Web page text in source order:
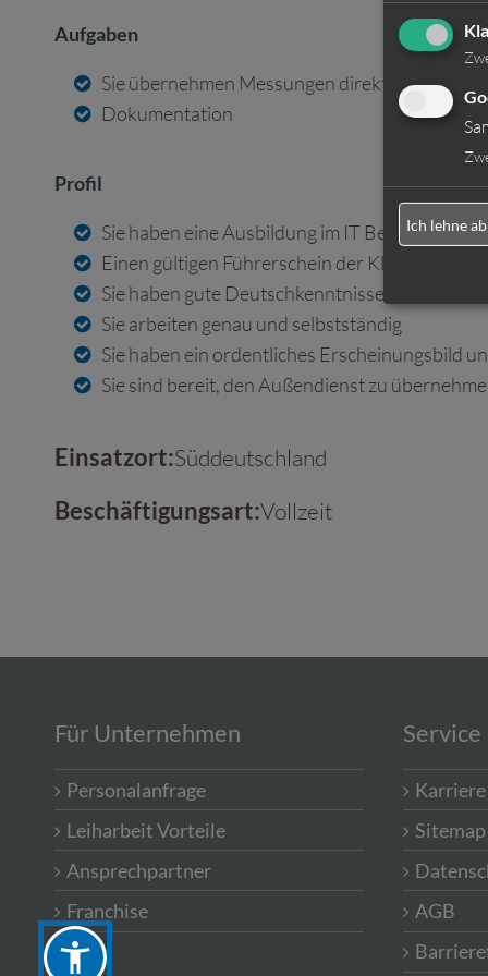
Aufgaben
Sie übernehmen Messungen direkt beim
Dokumentation
Profil
Sie haben eine Ausbildung im IT Bereich und
Einen gültigen Führerschein der Klasse B
Sie haben gute Deutschkenntnisse in Wort und
Sie arbeiten genau und selbstständig
Sie haben ein ordentliches Erscheinungsbild
Sie sind bereit, den Außendienst zu
Einsatzort:Süddeutschland
Beschäftigungsart:Vollzeit
Für Unternehmen
Personalanfrage
Leiharbeit Vorteile
Ansprechpartner
Franchise
Service
Sitemap
AGB
Ich lehne ab